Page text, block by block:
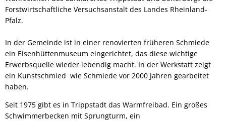
Forstwirtschaftliche Versuchsanstalt des Landes Rheinland-
Pfalz.
In der Gemeinde ist in einer renovierten früheren Schmiede
ein Eisenhüttenmuseum eingerichtet, das diese wichtige
Erwerbsquelle wieder lebendig macht. In der Werkstatt zeigt
ein Kunstschmied wie Schmiede vor 2000 Jahren gearbeitet
haben.
Seit 1975 gibt es in Trippstadt das Warmfreibad. Ein großes
Schwimmerbecken mit Sprungturm, ein